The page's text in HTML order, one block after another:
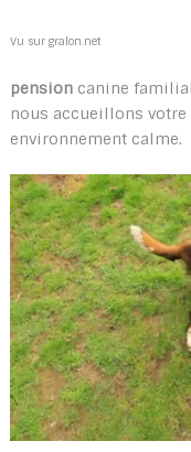
Vu sur gralon.net
pensioncanine
nous accueillons votre
environnement calme.